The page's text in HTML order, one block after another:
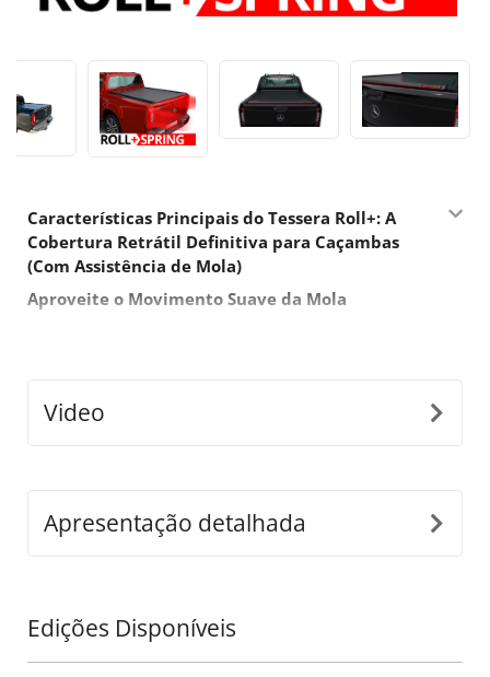
Características Principais do Tessera Roll+: A
Cobertura Retrátil Definitiva para Caçambas
(Com Assistência de Mola)
Aproveite o Movimento Suave da Mola
ainda mais rapidamente e com o mínimo esforço,
tornando-o a solução ideal para quem prioriza rapidez
armazenamento, reduz os custos de envio e garante
uma rápida e fácil flexibilidade de atualização para
todos os modelos de picapes.
Video
Apresentação detalhada
Edições Disponíveis